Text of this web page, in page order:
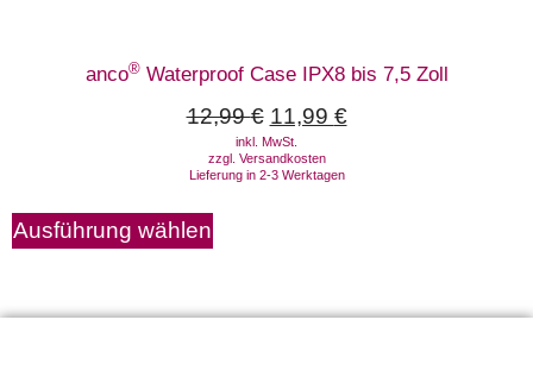
anco®Waterproof Case IPX8 bis 7,5 Zoll
12,99€ 11,99 €
inkl. MwSt.
zzgl. Versandkosten
Lieferung in 2-3 Werktagen
Ausführung wählen